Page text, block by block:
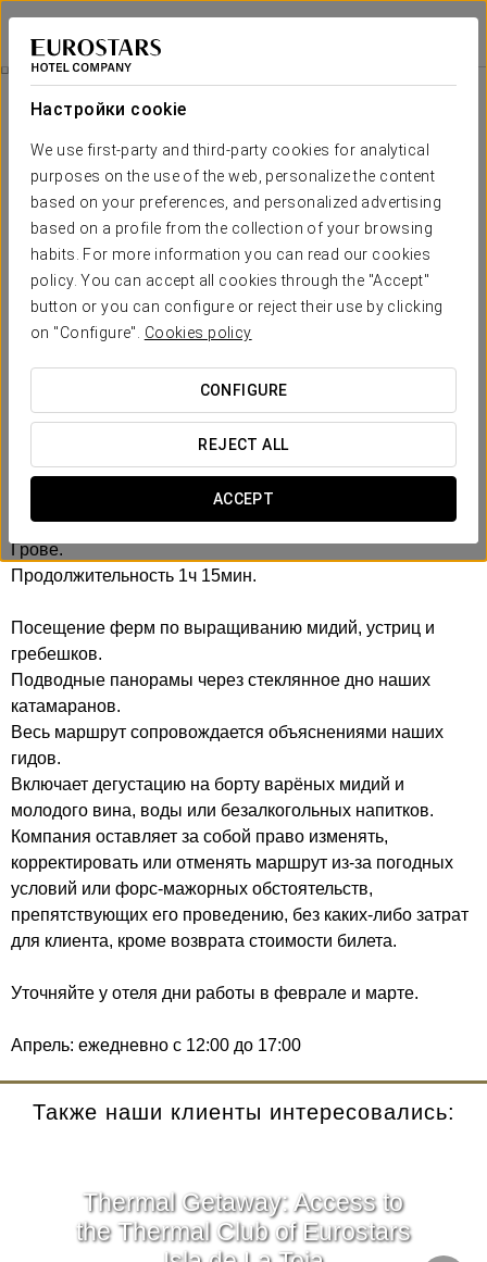
Настройки cookie
We use first-party and third-party cookies for analytical
purposes on the use of the web, personalize the content
based on your preferences, and personalized advertising
based on a profile from the collection of your browsing
habits. For more information you can read our cookies
policy. You can accept all cookies through the "Accept"
button or you can configure or reject their use by clicking
on "Configure". Cookies policy
CONFIGURE
REJECT ALL
ACCEPT
Pousada de A Lanzada
O GROVE
Прогулка На Катамаране По Заливу
20€/взрослый
10€/ребёнок
Прогулка на катамаране по
заливу
Маршрут мидий
Включает: отправление и возвращение из порта О-
Грове.
Продолжительность 1ч 15мин.
Посещение ферм по выращиванию мидий, устриц и
гребешков.
Подводные панорамы через стеклянное дно наших
катамаранов.
Весь маршрут сопровождается объяснениями наших
гидов.
Включает дегустацию на борту варёных мидий и
молодого вина, воды или безалкогольных напитков.
Компания оставляет за собой право изменять,
корректировать или отменять маршрут из-за погодных
условий или форс-мажорных обстоятельств,
препятствующих его проведению, без каких-либо затрат
для клиента, кроме возврата стоимости билета.
Уточняйте у отеля дни работы в феврале и марте.
Апрель: ежедневно с 12:00 до 17:00
Также наши клиенты интересовались:
Thermal Getaway: Access to
the Thermal Club of Eurostars